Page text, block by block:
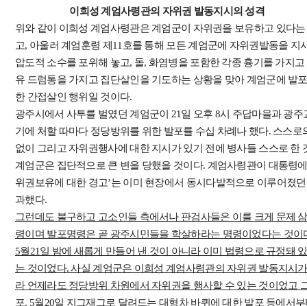
이희성 계엄사령관의 자위권 발동지시의 성격
위와 같이 이희성 계엄사령관은 계엄군이 자위권을 보유하고 있다
고, 아울러 계엄훈령 제11호를 통해 모든 계엄군에 자위권발동을 지
압도적 소수를 포위해 놓고, 돌, 화염병을 포함한 각종 흉기를 가지
유 드럼통을 가지고 집단살인을 기도하는 상황을 맞아 계엄군에 발
한 간접살인 행위일 것이다.
광주시에서 사투를 벌였던 계엄군이 21일 오후 8시 주답마을과 광
기에 처할 따마다 정당방위를 위한 발포를 수십 차례나 했다. 스스
없이 그리고 자위권행사에 대한 지시가 있기 전에 병사들 스스로 한
계엄군은 집단적으로 큰 변을 당했을 것이다. 계엄사령관이 대통령
위권보유에 대한 경고’는 이미 현장에서 동시다발적으로 이루어졌
과했다.
그런데도 불구하고 고소인들 측에서나 판검사들은 이를 크게 문제
령이며 발포명령은 곧 광주시민들을 학살하라는 명령이었다는 것이
5월21일 밤에 새롭게 만들어 낸 것이 아니라 이미 법령으로 규정돼
는 것이었다. 사실 계엄군은 이희성 계엄사령관의 자위권 발동지시
라 언제라도 정당방위 차원에서 자위권을 행사할 수 있는 것이었고
포, 5월20일 지그재그로 달려드는 대형차 바퀴에 대한 발포 등에서